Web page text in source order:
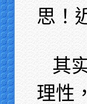
思！
其
理性